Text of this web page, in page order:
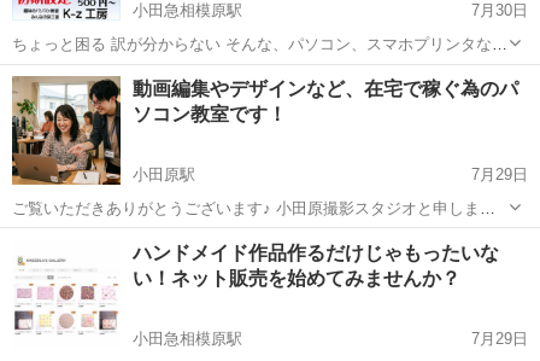
小田急相模原駅
7月30日
ちょっと困る 訳が分からない そんな、パソコン、スマホプリンタなど
の設定を説明を交えながら行います。 １時間単位、500円で行います
ので、かかった時間だけの分かりやすい料金設定です。 わからないこ
とがあっても、説...
神奈川 相模原市 小田急相模原駅 Windows総合 料金
動画編集やデザインなど、在宅で稼ぐ為のパ
ソコン教室です！
小田原駅
7月29日
ご覧いただきありがとうございます♪ 小田原撮影スタジオと申しま
す。 当教室では、主に主婦の方を対象に動画編集ソフトの使い方をお
伝えしています！ 【こんな人にオススメ！】 ・専業主婦だけど、子供
の面倒を見な...
小田原駅 その他
ハンドメイド作品作るだけじゃもったいな
い！ネット販売を始めてみませんか？
小田急相模原駅
7月29日